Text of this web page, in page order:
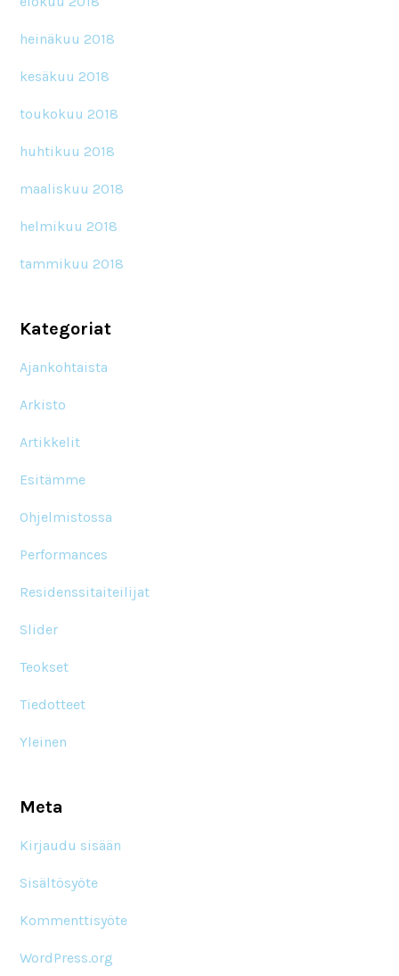
heinäkuu 2018
kesäkuu 2018
toukokuu 2018
huhtikuu 2018
maaliskuu 2018
helmikuu 2018
tammikuu 2018
Kategoriat
Ajankohtaista
Arkisto
Artikkelit
Esitämme
Ohjelmistossa
Performances
Residenssitaiteilijat
Slider
Teokset
Tiedotteet
Yleinen
Meta
Kirjaudu sisään
Sisältösyöte
Kommenttisyöte
WordPress.org